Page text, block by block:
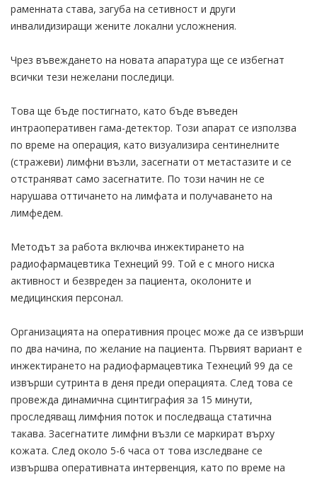
раменната става, загуба на сетивност и други
инвалидизиращи жените локални усложнения.
Чрез въвеждането на новата апаратура ще се избегнат
всички тези нежелани последици.
Това ще бъде постигнато, като бъде въведен
интраоперативен гама-детектор. Този апарат се използва
по време на операция, като визуализира сентинелните
(стражеви) лимфни възли, засегнати от метастазите и се
отстраняват само засегнатите. По този начин не се
нарушава оттичането на лимфата и получаването на
лимфедем.
Методът за работа включва инжектирането на
радиофармацевтика Технеций 99. Той е с много ниска
активност и безвреден за пациента, околоните и
медицинския персонал.
Организацията на оперативния процес може да се извърши
по два начина, по желание на пациента. Първият вариант е
инжектирането на радиофармацевтика Технеций 99 да се
извърши сутринта в деня преди операцията. След това се
провежда динамична сцинтиграфия за 15 минути,
проследяващ лимфния поток и последваща статична
такава. Засегнатите лимфни възли се маркират върху
кожата. След около 5-6 часа от това изследване се
извършва оперативната интервенция, като по време на